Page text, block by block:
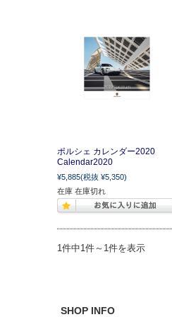
ポルシェ カレンダー2020
Calendar2020
¥5,885(税抜 ¥5,350)
在庫 在庫切れ
1件中1件～1件を表示
SHOP INFO